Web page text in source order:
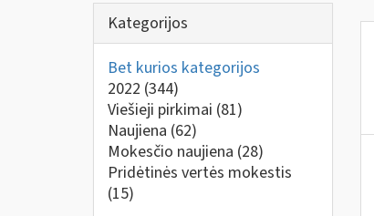
Kategorijos
Bet kurios kategorijos
2022 (344)
Viešieji pirkimai (81)
Naujiena (62)
Mokesčio naujiena (28)
Pridėtinės vertės mokestis
(15)